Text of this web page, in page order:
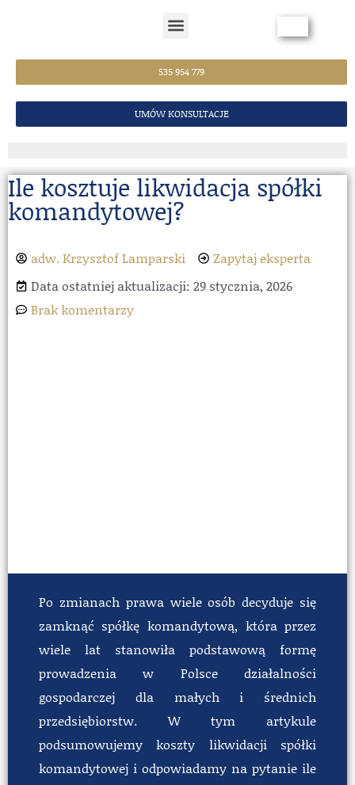
535 954 779
UMÓW KONSULTACJE
Ile kosztuje likwidacja spółki
komandytowej?
adw. Krzysztof Lamparski
Zapytaj eksperta
Data ostatniej aktualizacji: 29 stycznia, 2026
Brak komentarzy
Po zmianach prawa wiele osób decyduje się
zamknąć spółkę komandytową, która przez
wiele lat stanowiła podstawową formę
prowadzenia w Polsce działalności
gospodarczej dla małych i średnich
przedsiębiorstw. W tym artykule
podsumowujemy koszty likwidacji spółki
komandytowej i odpowiadamy na pytanie ile